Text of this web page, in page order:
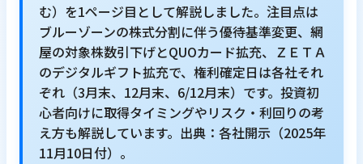
む）を1ページ目として解説しました。注目点は
ブルーゾーンの株式分割に伴う優待基準変更、網
屋の対象株数引下げとQUOカード拡充、ＺＥＴＡ
のデジタルギフト拡充で、権利確定日は各社それ
ぞれ（3月末、12月末、6/12月末）です。投資初
心者向けに取得タイミングやリスク・利回りの考
え方も解説しています。出典：各社開示（2025年
11月10日付）。